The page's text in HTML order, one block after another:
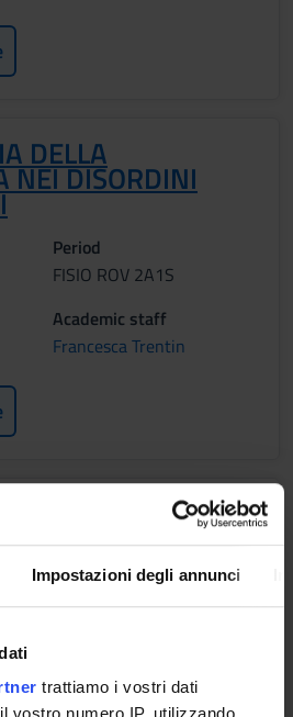
Impostazioni degli annunci
trattiamo i vostri dati
DELLA
NEI DISORDINI
Period
FISIO ROV 2A1S
Academic staff
Francesca Trentin
NELLE DISABILITA'
DELLA
IL
Academic staff